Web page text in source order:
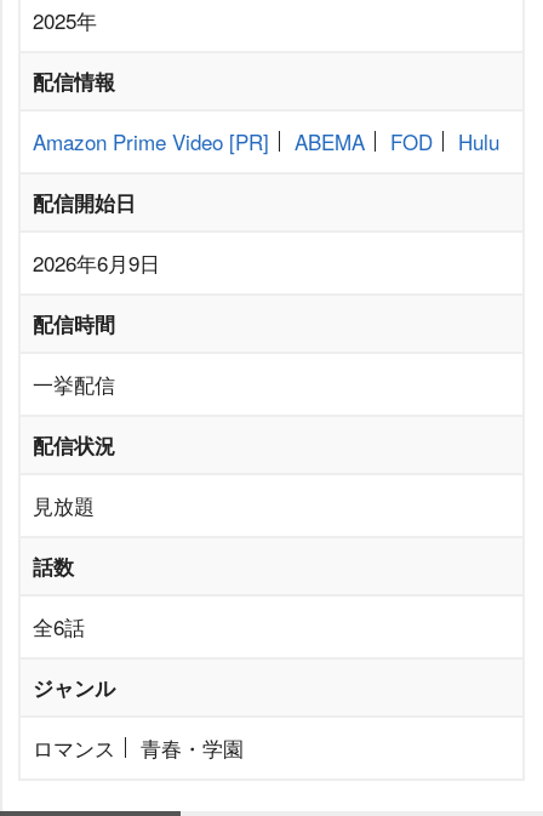
2025年
配信情報
Amazon Prime Video [PR] ABEMA FOD Hulu
配信開始日
2026年6月9日
配信時間
一挙配信
配信状況
見放題
話数
全6話
ジャンル
ロマンス 青春・学園